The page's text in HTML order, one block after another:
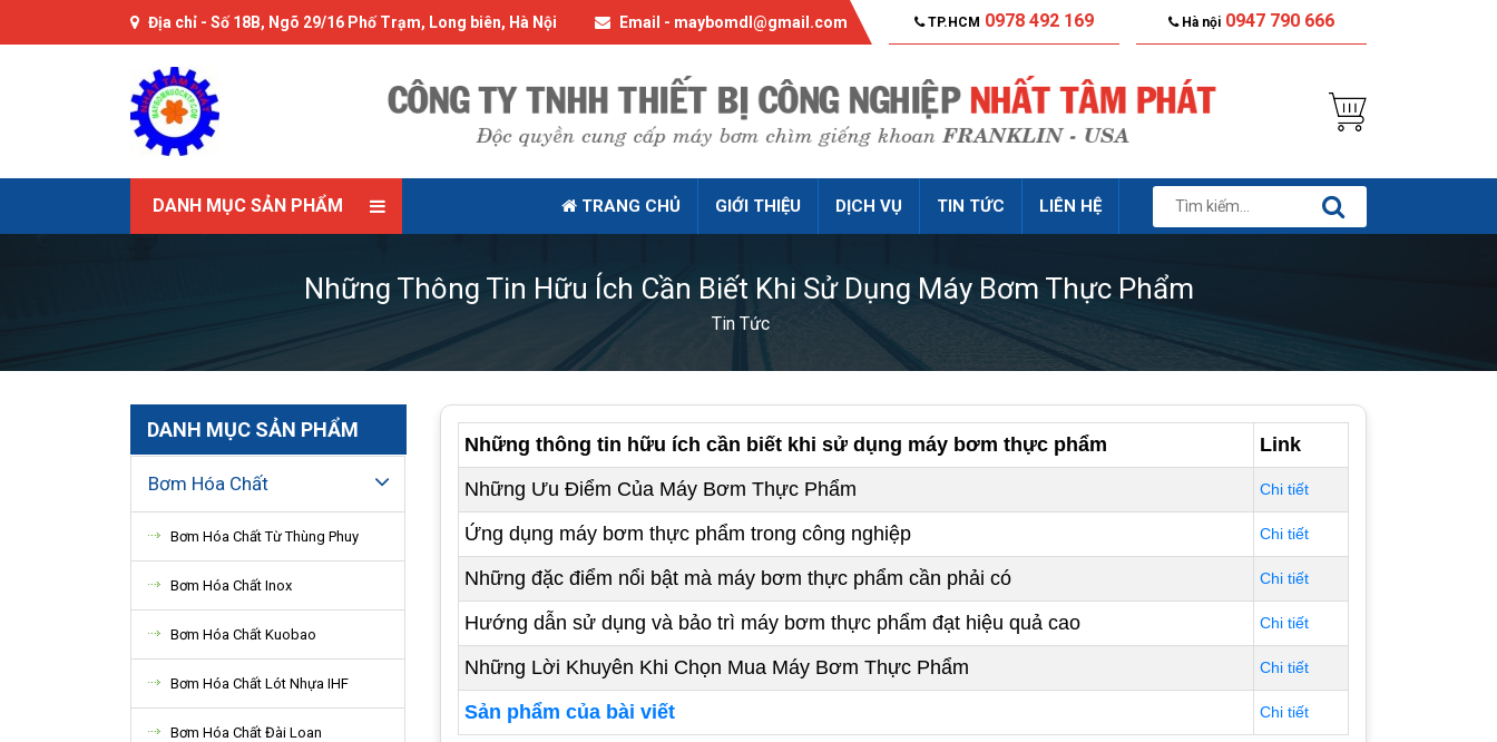
Địa chỉ - Số 18B, Ngõ 29/16 Phố Trạm, Long biên, Hà Nội Email - maybomdl@gmail.com TP.HCM 0978 492 169 Hà nội 0947 790 666
DANH MỤC SẢN PHẨM TRANG CHỦ GIỚI THIỆU DỊCH VỤ TIN TỨC LIÊN HỆ
Những Thông Tin Hữu Ích Cần Biết Khi Sử Dụng Máy Bơm Thực Phẩm
Tin Tức
DANH MỤC SẢN PHẨM
Bơm Hóa Chất
Bơm Hóa Chất Từ Thùng Phuy
Bơm Hóa Chất Inox
Bơm Hóa Chất Kuobao
Bơm Hóa Chất Lót Nhựa IHF
Bơm Hóa Chất Đài Loan
Những thông tin hữu ích cần biết khi sử dụng máy bơm thực phẩm
Link
Những Ưu Điểm Của Máy Bơm Thực Phẩm
Chi tiết
Ứng dụng máy bơm thực phẩm trong công nghiệp Chi tiết
Những đặc điểm nổi bật mà máy bơm thực phẩm cần phải có Chi tiết
Hướng dẫn sử dụng và bảo trì máy bơm thực phẩm đạt hiệu quả cao Chi tiết
Những Lời Khuyên Khi Chọn Mua Máy Bơm Thực Phẩm Chi tiết
Sản phẩm của bài viết Chi tiết